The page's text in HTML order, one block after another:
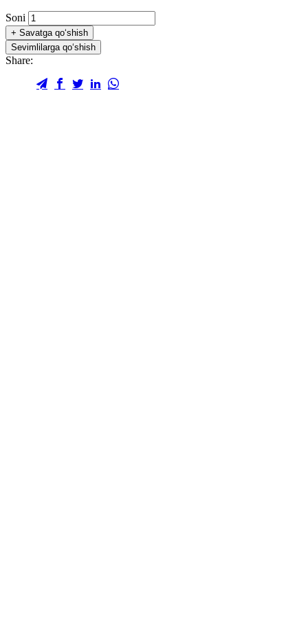
Soni
+ Savatga qo‘shish
Sevimlilarga qo‘shish
Share: